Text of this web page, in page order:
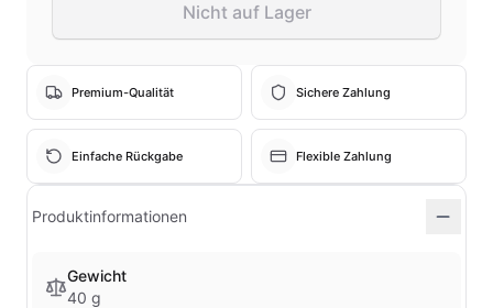
Nicht auf Lager
Premium-Qualität Sichere Zahlung
Einfache Rückgabe Flexible Zahlung
Produktinformationen
Gewicht
40 g